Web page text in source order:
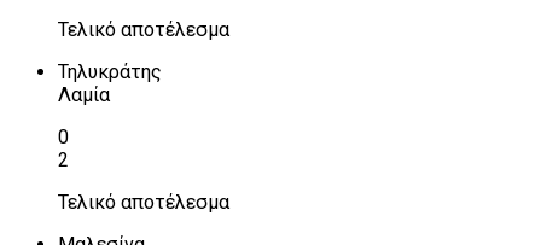
Τελικό αποτέλεσμα
Τηλυκράτης
Λαμία
0
2
Τελικό αποτέλεσμα